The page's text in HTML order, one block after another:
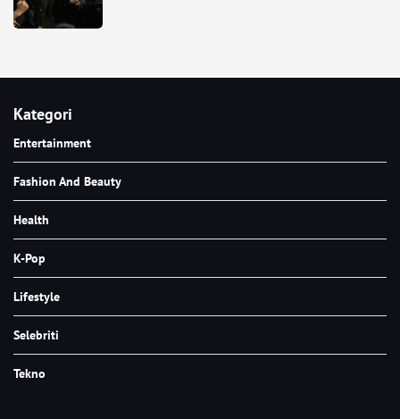
Kategori
Entertainment
Fashion And Beauty
Health
K-Pop
Lifestyle
Selebriti
Tekno